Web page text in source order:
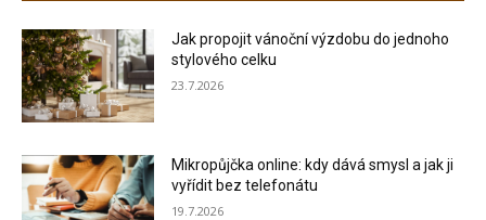
Jak propojit vánoční výzdobu do jednoho
stylového celku
23.7.2026
Mikropůjčka online: kdy dává smysl a jak ji
vyřídit bez telefonátu
19.7.2026